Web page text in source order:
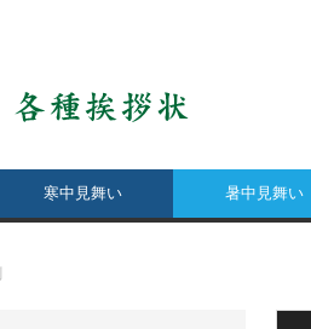
寒中見舞い 暑中見舞い